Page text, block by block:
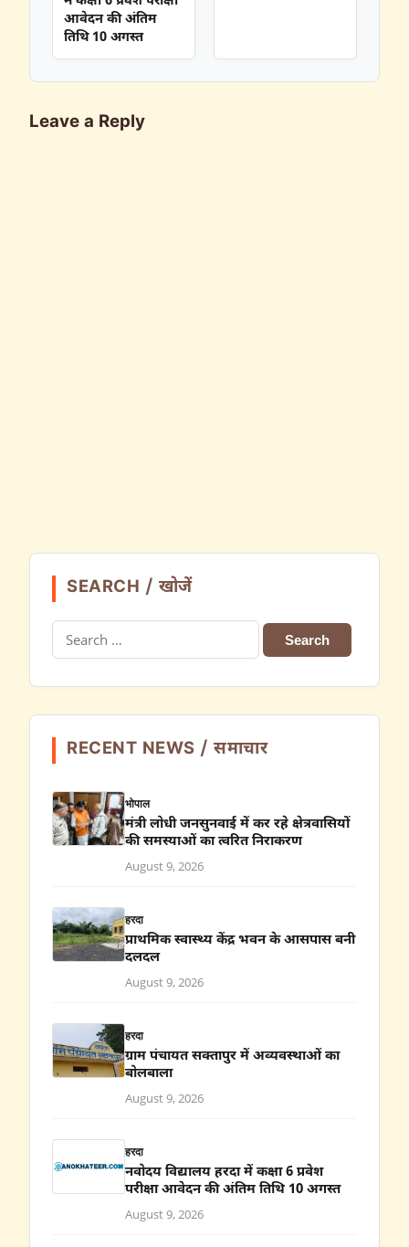
आवेदन की अंतिम
तिथि 10 अगस्त
Leave a Reply
SEARCH / खोजें
for:
RECENT NEWS / समाचार
भोपाल
मंत्री लोधी जनसुनवाई में कर रहे क्षेत्रवासियों
की समस्याओं का त्वरित निराकरण
August 9, 2026
हरदा
प्राथमिक स्वास्थ्य केंद्र भवन के आसपास बनी
दलदल
August 9, 2026
हरदा
ग्राम पंचायत सक्तापुर में अव्यवस्थाओं का
बोलबाला
August 9, 2026
हरदा
नवोदय विद्यालय हरदा में कक्षा 6 प्रवेश
परीक्षा आवेदन की अंतिम तिथि 10 अगस्त
August 9, 2026